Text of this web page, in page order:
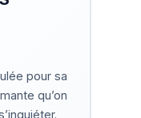
pour sa
qu’on